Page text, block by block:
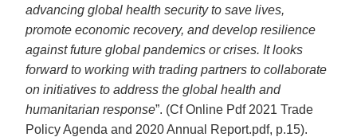
advancing global health security to save lives,
promote economic recovery, and develop resilience
against future global pandemics or crises. It looks
forward to working with trading partners to collaborate
on initiatives to address the global health and
humanitarian response”. (Cf Online Pdf 2021 Trade
Policy Agenda and 2020 Annual Report.pdf, p.15).